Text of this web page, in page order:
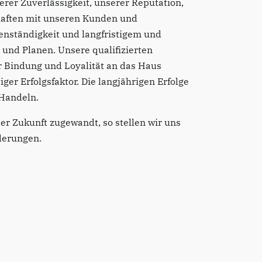
Zuverlässigkeit, unserer Reputation,
mit unseren Kunden und
und langfristigem und
Planen. Unsere qualifizierten
und Loyalität an das Haus
Erfolgsfaktor. Die langjährigen Erfolge
Zukunft zugewandt, so stellen wir uns